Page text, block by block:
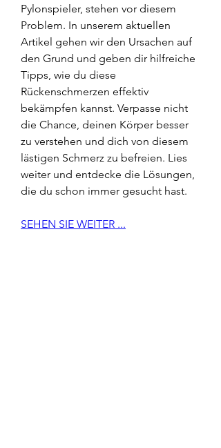
Pylonspieler, stehen vor diesem
Problem. In unserem aktuellen
Artikel gehen wir den Ursachen auf
den Grund und geben dir hilfreiche
Tipps, wie du diese
Rückenschmerzen effektiv
bekämpfen kannst. Verpasse nicht
die Chance, deinen Körper besser
zu verstehen und dich von diesem
lästigen Schmerz zu befreien. Lies
weiter und entdecke die Lösungen,
die du schon immer gesucht hast.
SEHEN SIE WEITER ...